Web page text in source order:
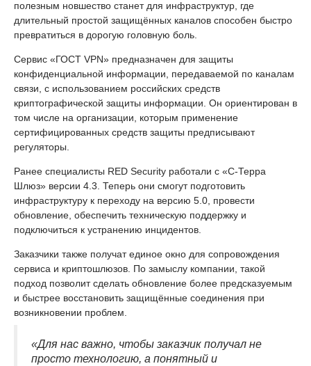
полезным новшество станет для инфраструктур, где
длительный простой защищённых каналов способен быстро
превратиться в дорогую головную боль.
Сервис «ГОСТ VPN» предназначен для защиты
конфиденциальной информации, передаваемой по каналам
связи, с использованием российских средств
криптографической защиты информации. Он ориентирован в
том числе на организации, которым применение
сертифицированных средств защиты предписывают
регуляторы.
Ранее специалисты RED Security работали с «С-Терра
Шлюз» версии 4.3. Теперь они смогут подготовить
инфраструктуру к переходу на версию 5.0, провести
обновление, обеспечить техническую поддержку и
подключиться к устранению инцидентов.
Заказчики также получат единое окно для сопровождения
сервиса и криптошлюзов. По замыслу компании, такой
подход позволит сделать обновление более предсказуемым
и быстрее восстановить защищённые соединения при
возникновении проблем.
«Для нас важно, чтобы заказчик получал не
просто технологию, а понятный и